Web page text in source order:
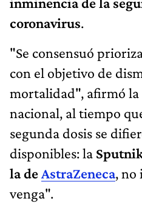
coronavirus.
"Se consensuó
con el objetivo de
mortalidad", afirmó
nacional, al tiempo
segunda dosis se
disponibles: la
la deAstraZeneca, no
venga".